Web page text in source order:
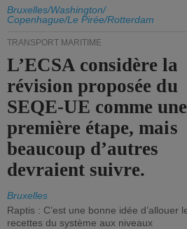
Bruxelles/Washington/
Copenhague/Le Pirée/Rotterdam
TRANSPORT MARITIME
L’ECSA considère la
révision proposée du
SEQE-UE comme une
première étape, mais
beaucoup d’autres
devraient suivre.
Bruxelles
Raptis : C’est une bonne idée d’allouer
recettes du système aux niveaux